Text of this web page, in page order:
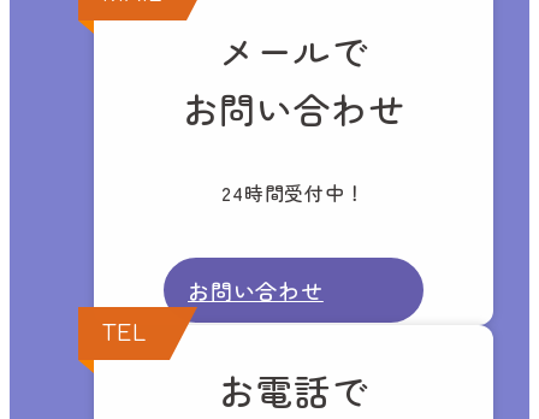
メールで
お問い合わせ
24時間受付中！
お問い合わせ
TEL
お電話で